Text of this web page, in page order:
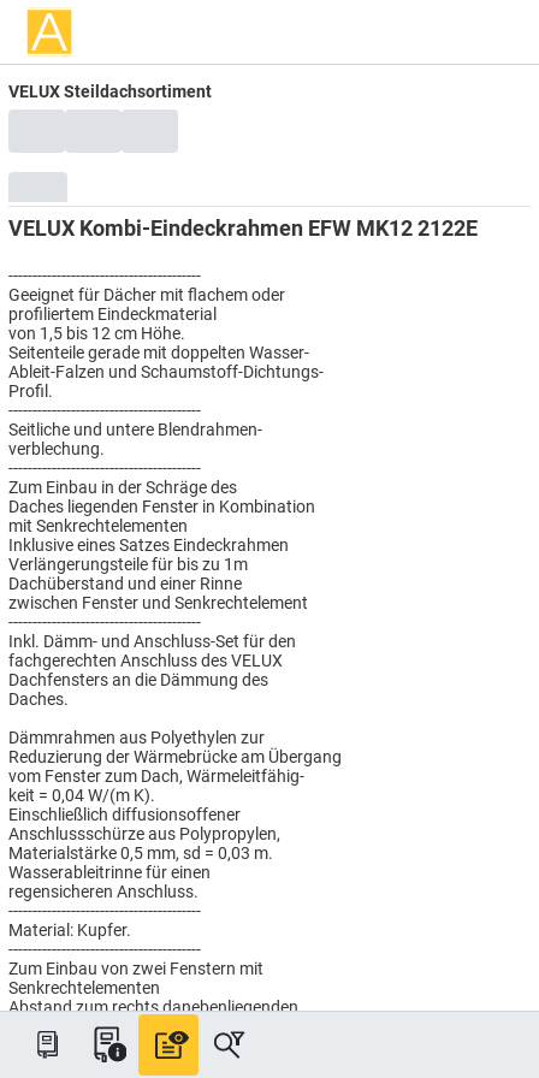
VELUX Steildachsortiment
VELUX Kombi-Eindeckrahmen EFW MK12 2122E
----------------------------------------
Geeignet für Dächer mit flachem oder
profiliertem Eindeckmaterial
von 1,5 bis 12 cm Höhe.
Seitenteile gerade mit doppelten Wasser-
Ableit-Falzen und Schaumstoff-Dichtungs-
Profil.
----------------------------------------
Seitliche und untere Blendrahmen-
verblechung.
----------------------------------------
Zum Einbau in der Schräge des
Daches liegenden Fenster in Kombination
mit Senkrechtelementen
Inklusive eines Satzes Eindeckrahmen
Verlängerungsteile für bis zu 1m
Dachüberstand und einer Rinne
zwischen Fenster und Senkrechtelement
----------------------------------------
Inkl. Dämm- und Anschluss-Set für den
fachgerechten Anschluss des VELUX
Dachfensters an die Dämmung des
Daches.
Dämmrahmen aus Polyethylen zur
Reduzierung der Wärmebrücke am Übergang
vom Fenster zum Dach, Wärmeleitfähig-
keit = 0,04 W/(m K).
Einschließlich diffusionsoffener
Anschlussschürze aus Polypropylen,
Materialstärke 0,5 mm, sd = 0,03 m.
Wasserableitrinne für einen
regensicheren Anschluss.
----------------------------------------
Material: Kupfer.
----------------------------------------
Zum Einbau von zwei Fenstern mit
Senkrechtelementen
Abstand zum rechts danebenliegenden
Fenster: 10cm